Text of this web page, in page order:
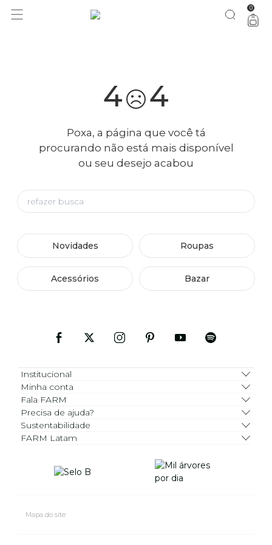
você merece 30% OFF pra comemorar com a gente aproveita! 0
4 4
Poxa, a página que você tá
procurando não está mais disponível
ou seu desejo acabou
Novidades Roupas
Acessórios Bazar
Institucional
Minha conta
Fala FARM
Precisa de ajuda?
Sustentabilidade
FARM Latam
Mapa do site